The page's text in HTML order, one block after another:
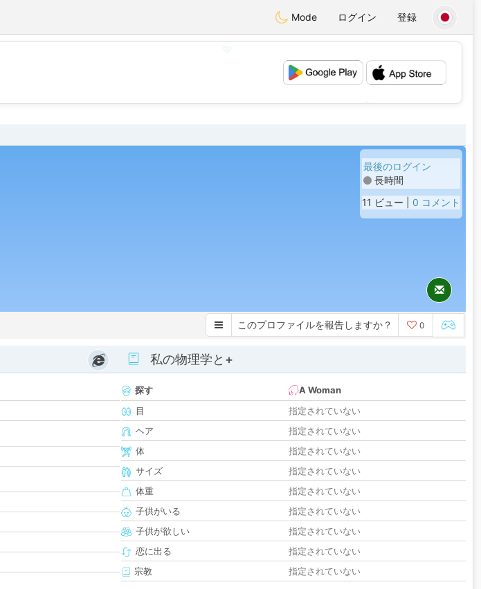
Mode ログイン 登録
💕
最後のログイン
長時間
11 ビュー | 0 コメント
このプロファイルを報告しますか？ 0
私の物理学と+
探す
A Woman
目
指定されていない
ヘア
指定されていない
体
指定されていない
サイズ
指定されていない
体重
指定されていない
子供がいる
指定されていない
子供が欲しい
指定されていない
恋に出る
指定されていない
宗教
指定されていない